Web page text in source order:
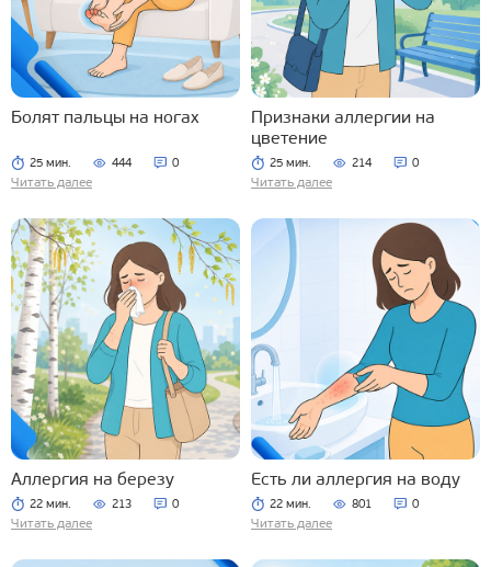
Болят пальцы на ногах
25 мин. 444 0
Читать далее
Признаки аллергии на
цветение
25 мин. 214 0
Читать далее
Аллергия на березу
22 мин. 213 0
Читать далее
Есть ли аллергия на воду
22 мин. 801 0
Читать далее